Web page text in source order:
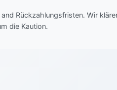
Rückzahlungsfristen. Wir
die Kaution.